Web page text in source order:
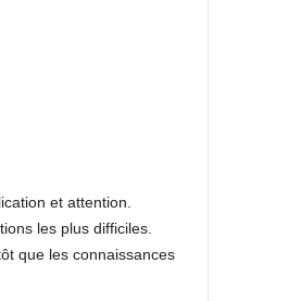
et attention.
les plus difficiles.
que les connaissances